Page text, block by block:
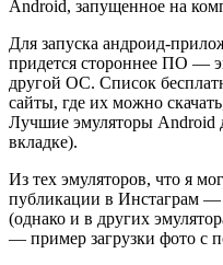
Android, запущенное на
Для запуска андроид-
придется стороннее ПО —
другой ОС. Список
сайты, где их можно
Лучшие эмуляторы Android
вкладке).
Из тех эмуляторов, что я
публикации в Инстаграм —
(однако и в других
— пример загрузки фото с